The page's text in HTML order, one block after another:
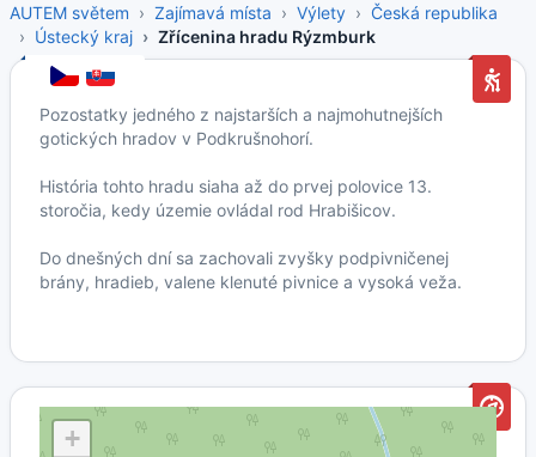
AUTEM světem Zajímavá místa Výlety
Česká republika
Ústecký kraj
Zřícenina hradu Rýzmburk
Pozostatky jedného z najstarších a najmohutnejších
gotických hradov v Podkrušnohorí.
História tohto hradu siaha až do prvej polovice 13.
storočia, kedy územie ovládal rod Hrabišicov.
Do dnešných dní sa zachovali zvyšky podpivničenej
brány, hradieb, valene klenuté pivnice a vysoká veža.
+